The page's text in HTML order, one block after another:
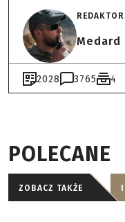
REDAKTOR
Medard
2028 3765 4
POLECANE
ZOBACZ TAKŻE